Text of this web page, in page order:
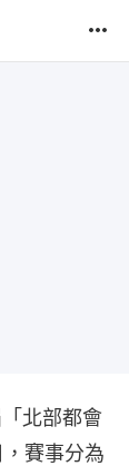
北部都會
賽事分為